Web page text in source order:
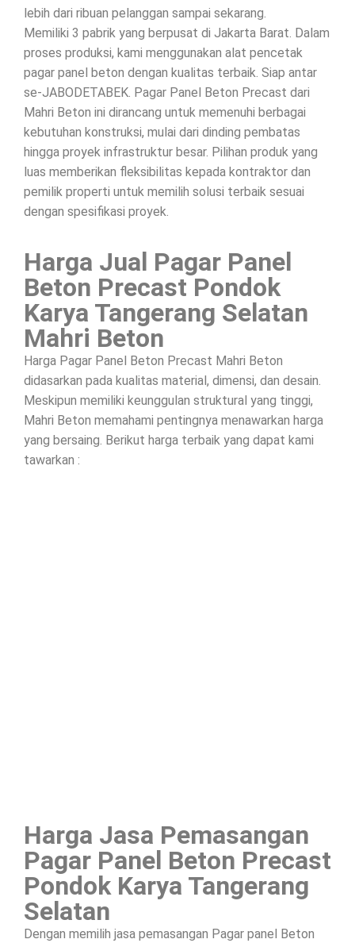
lebih dari ribuan pelanggan sampai sekarang.
Memiliki 3 pabrik yang berpusat di Jakarta Barat. Dalam
proses produksi, kami menggunakan alat pencetak
pagar panel beton dengan kualitas terbaik. Siap antar
se-JABODETABEK. Pagar Panel Beton Precast dari
Mahri Beton ini dirancang untuk memenuhi berbagai
kebutuhan konstruksi, mulai dari dinding pembatas
hingga proyek infrastruktur besar. Pilihan produk yang
luas memberikan fleksibilitas kepada kontraktor dan
pemilik properti untuk memilih solusi terbaik sesuai
dengan spesifikasi proyek.
Harga Jual Pagar Panel
Beton Precast Pondok
Karya Tangerang Selatan
Mahri Beton
Harga Pagar Panel Beton Precast Mahri Beton
didasarkan pada kualitas material, dimensi, dan desain.
Meskipun memiliki keunggulan struktural yang tinggi,
Mahri Beton memahami pentingnya menawarkan harga
yang bersaing. Berikut harga terbaik yang dapat kami
tawarkan :
Harga Jasa Pemasangan
Pagar Panel Beton Precast
Pondok Karya Tangerang
Selatan
Dengan memilih jasa pemasangan Pagar panel Beton